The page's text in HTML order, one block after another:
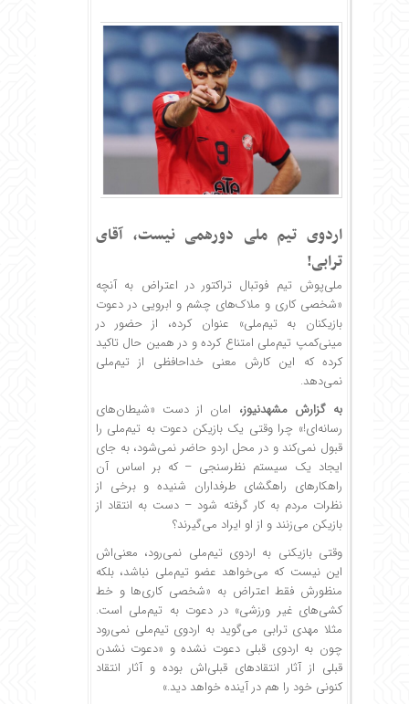
اردوی تیم ملی دورهمی نیست، آقای
ترابی!
ملی‌پوش تیم فوتبال تراکتور در اعتراض به آنچه
«شخصی کاری و ملاک‌های چشم و ابرویی در دعوت
بازیکنان به تیم‌ملی» عنوان کرده، از حضور در
مینی‌کمپ تیم‌ملی امتناع کرده و در همین حال تاکید
کرده که این کارش معنی خداحافظی از تیم‌ملی
نمی‌دهد.
به گزارشمشهدنیوز، امان از دست «شیطان‌های
رسانه‌ای!» چرا وقتی یک بازیکن دعوت به تیم‌ملی را
قبول نمی‌کند و در محل اردو حاضر نمی‌شود، به جای
ایجاد یک سیستم نظرسنجی – که بر اساس آن
راهکارهای راهگشای طرفداران شنیده و برخی از
نظرات مردم به کار گرفته شود – دست به انتقاد از
بازیکن می‌زنند و از او ایراد می‌گیرند؟
وقتی بازیکنی به اردوی تیم‌ملی نمی‌رود، معنی‌اش
این نیست که می‌خواهد عضو تیم‌ملی نباشد، بلکه
منظورش فقط اعتراض به «شخصی کاری‌ها و خط
کشی‌های غیر ورزشی» در دعوت به تیم‌ملی است.
مثلا مهدی ترابی می‌گوید به اردوی تیم‌ملی نمی‌رود
چون به اردوی قبلی دعوت نشده و «دعوت نشدن
قبلی از آثار انتقادهای قبلی‌اش بوده و آثار انتقاد
کنونی خود را هم در آینده خواهد دید.»